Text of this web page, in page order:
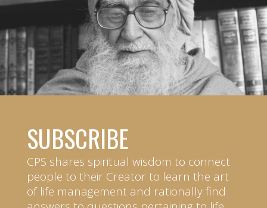
SUBSCRIBE
CPS shares spiritual wisdom to connect
people to their Creator to learn the art
of life management and rationally find